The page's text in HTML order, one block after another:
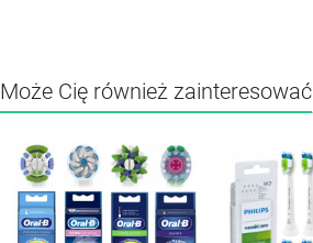
Może Cię również zainteresować